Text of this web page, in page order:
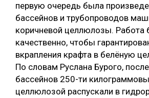
СУШКА ДРЕВЕСИНЫ
МЕБЕЛЬНОЕ ПРОИЗВОДСТВО
первую очередь была
бассейнов и трубопроводов
коричневой целлюлозы. Работа
качественно, чтобы
вкрапления крафта в белёную
По словам Руслана Бурого,
бассейнов 250-ти
целлюлозой распускали в